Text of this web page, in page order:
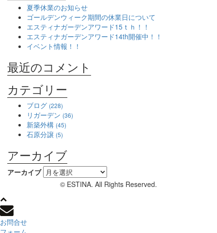
夏季休業のお知らせ
ゴールデンウィーク期間の休業日について
エスティナガーデンアワード15ｔｈ！！
エスティナガーデンアワード14th開催中！！
イベント情報！！
最近のコメント
カテゴリー
ブログ (228)
リガーデン (36)
新築外構 (45)
石原分譲 (5)
アーカイブ
アーカイブ
© ESTINA. All Rights Reserved.
お問合せ